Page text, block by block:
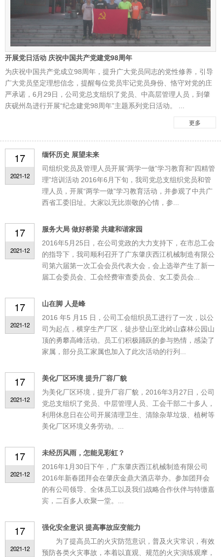
开展党日活动 庆祝中国共产党建党98周年
为庆祝中国共产党成立98周年，提升广大党员同志的党性修养，引导
广大党员坚定理想信念，提醒每位党员牢记党员身份、恪守对党的庄
严承诺，6月29日，公司党总支组织了党员、中高层管理人员，到肇
庆砚州岛进行开展“纪念建党98周年”主题系列党日活动。 ...
更多
17
2021-12
缅怀历史 展望未来
司组织党员及管理人员开展“两学一做”学习教育和“四精管
理”培训活动 2016年6月下旬，我司党总支组织党员和管
理人员，开展“两学一做”学习教育活动，并参观了中共广
西省工委旧址。大家以无比崇敬的心情，参...
17
2021-12
服务大局 做好桥梁 共建和谐家园
2016年5月25日，在公司党政的大力支持下，在市总工会
的指导下，我司顺利召开了广东肇庆西江机械制造有限公
司第六届第一次工会会员代表大会，会上选举产生了新一
届工会委员会、工会经费审查委员会、女工委员会...
17
2021-12
山在脚 人是峰
2016 年5 月15 日，公司工会组织员工进行了一次，以公
司为起点，横穿生产厂区，徒步登山至北岭山森林公园山
顶的勇攀高峰活动。员工们积极踊跃的参与热情，感染了
家属，部分员工家属也加入了此次活动的行列...
17
2021-12
美化厂区环境 提升厂容厂貌
为美化厂区环境，提升厂容厂貌，2016年3月27日，公司
党总支组织了党员、中层管理人员、工会干部二十多人，
利用休息日在公司开展清理卫生、清除杂草垃圾、植树等
美化厂区环境义务劳动。...
17
2021-12
未经历风雨，怎能见彩虹？
2016年1月30日下午，广东肇庆西江机械制造有限公司
2016年新春团拜会在肇庆金鼎大酒店举办。参加团拜会
的有公司领导、全体员工以及我们战略合作伙伴与特缴嘉
宾，二百多人欢聚一堂。...
17
2021-12
强化安全意识 提高事故应变能力
为了提高员工的火灾防范意识，普及火灾常识，有效
预防各类火灾事故，本着以直观、规范的火灾演练观摩，